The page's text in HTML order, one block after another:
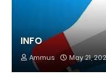
INFO
Ammus May 21,